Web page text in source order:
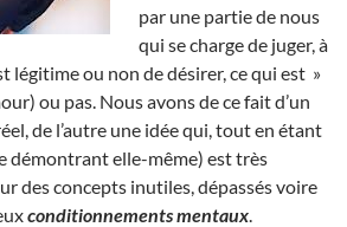
par une partie de nous
qui se charge de juger, à
légitime ou non de désirer, ce qui est »
ou pas. Nous avons de ce fait d’un
de l’autre une idée qui, tout en étant
démontrant elle-même) est très
des concepts inutiles, dépassés voire
conditionnements mentaux